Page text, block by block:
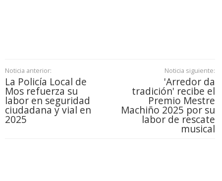
Noticia anterior:
La Policía Local de
Mos refuerza su
labor en seguridad
ciudadana y vial en
2025
Noticia siguiente:
'Arredor da
tradición' recibe el
Premio Mestre
Machiño 2025 por su
labor de rescate
musical